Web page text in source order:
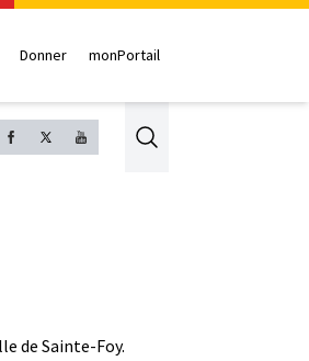
Donner monPortail
Search
de Sainte-Foy.